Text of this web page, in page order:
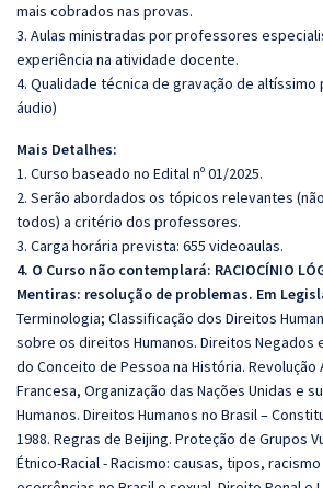
mais cobrados nas provas.
3. Aulas ministradas por professores
experiência na atividade docente.
4. Qualidade técnica de gravação de altíssimo
áudio)
Mais Detalhes:
1. Curso baseado no Edital nº 01/2025.
2. Serão abordados os tópicos relevantes
todos) a critério dos professores.
3. Carga horária prevista: 655 videoaulas.
4. O Curso não contemplará: RACIOCÍNIO
Mentiras: resolução de problemas. Em
Terminologia; Classificação dos Direitos
sobre os direitos Humanos. Direitos Negados
do Conceito de Pessoa na História. Revolução
Francesa, Organização das Nações Unidas e
Humanos. Direitos Humanos no Brasil –
1988. Regras de Beijing. Proteção de Grupos
Étnico-Racial - Racismo: causas, tipos,